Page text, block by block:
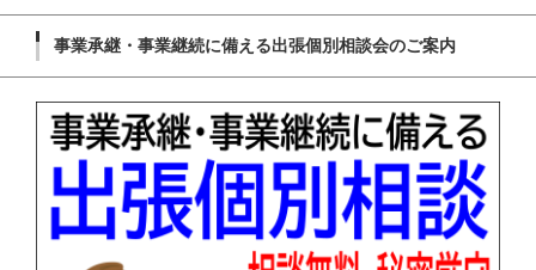
事業承継・事業継続に備える出張個別相談会のご案内